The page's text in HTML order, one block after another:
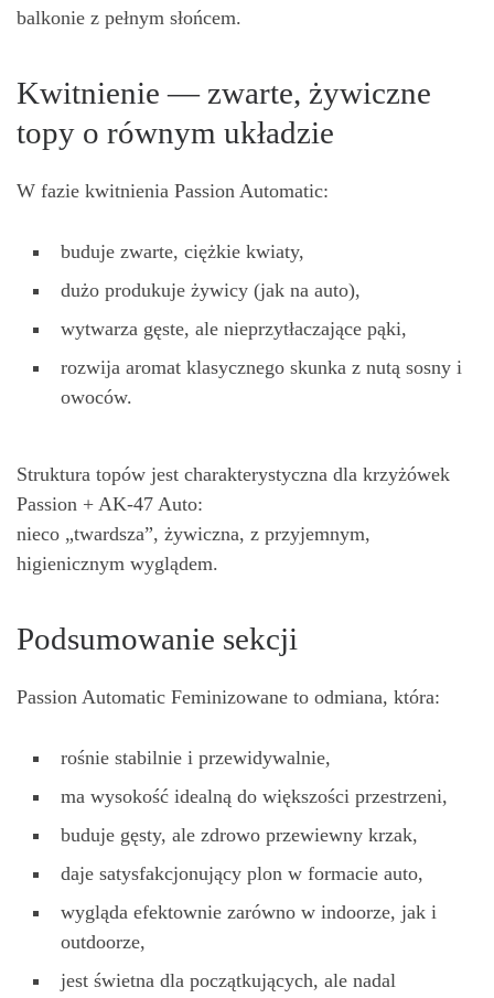
balkonie z pełnym słońcem.
Kwitnienie — zwarte, żywiczne
topy o równym układzie
W fazie kwitnienia Passion Automatic:
buduje zwarte, ciężkie kwiaty,
dużo produkuje żywicy (jak na auto),
wytwarza gęste, ale nieprzytłaczające pąki,
rozwija aromat klasycznego skunka z nutą sosny i
owoców.
Struktura topów jest charakterystyczna dla krzyżówek
Passion + AK-47 Auto:
nieco „twardsza”, żywiczna, z przyjemnym,
higienicznym wyglądem.
Podsumowanie sekcji
Passion Automatic Feminizowane to odmiana, która:
rośnie stabilnie i przewidywalnie,
ma wysokość idealną do większości przestrzeni,
buduje gęsty, ale zdrowo przewiewny krzak,
daje satysfakcjonujący plon w formacie auto,
wygląda efektownie zarówno w indoorze, jak i
outdoorze,
jest świetna dla początkujących, ale nadal